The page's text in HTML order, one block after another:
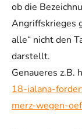
ob die
Angriffskrieges
alle“ nicht den
darstellt.
Genaueres z.B.
18-ialana-
merz-wegen-